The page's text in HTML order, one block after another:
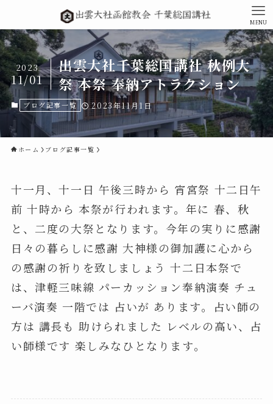
MENU
出雲大社千葉総国講社 秋例大
祭 本祭 奉納アトラクション
2023
11/01
ブログ記事一覧 2023年11月1日
ホーム ブログ記事一覧
十一月、十一日 午後三時から 宵宮祭 十二日午
前 十時から 本祭が行われます。年に 春、秋
と、二度の大祭となります。今年の実りに感謝
日々の暮らしに感謝 大神様の御加護に心から
の感謝の祈りを致しましょう 十二日本祭で
は、津軽三味線 パーカッション奉納演奏 チュ
ーバ演奏 一階では 占いが あります。占い師の
方は 講長も 助けられました レベルの高い、占
い師様です 楽しみなひとなります。